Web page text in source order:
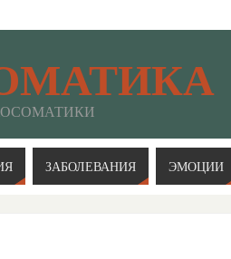
ЗАБОЛЕВАНИЯ ЭМОЦИИ